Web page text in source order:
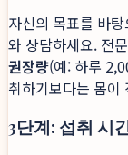
자신의 목표를 바
와 상담하세요. 전
권장량(예: 하루
취하기보다는 몸이
3단계: 섭취 시